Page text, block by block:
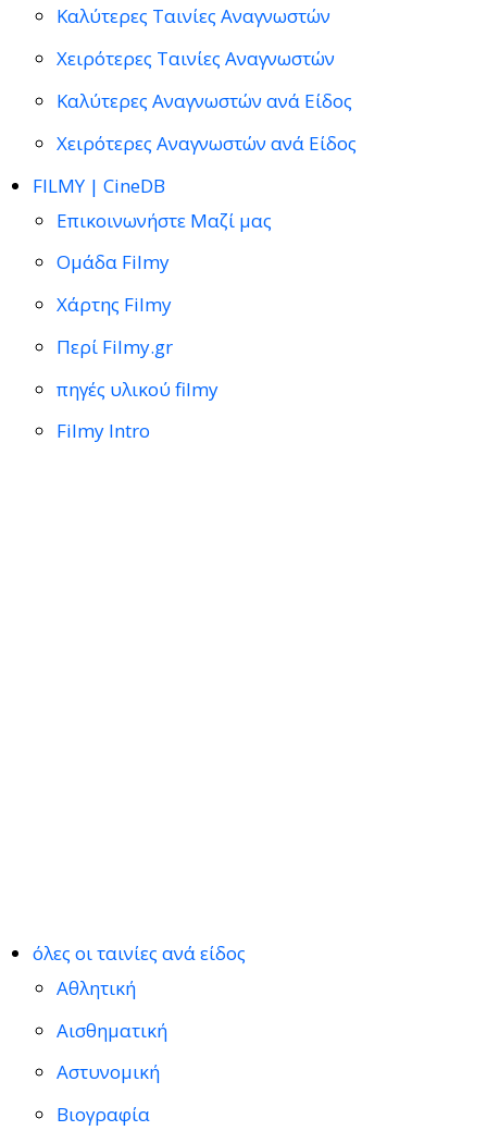
Καλύτερες Ταινίες Αναγνωστών
Χειρότερες Ταινίες Αναγνωστών
Καλύτερες Αναγνωστών ανά Είδος
Χειρότερες Αναγνωστών ανά Είδος
FILMY | CineDB
Επικοινωνήστε Μαζί μας
Ομάδα Filmy
Χάρτης Filmy
Περί Filmy.gr
πηγές υλικού filmy
Filmy Intro
όλες οι ταινίες ανά είδος
Αθλητική
Αισθηματική
Αστυνομική
Βιογραφία